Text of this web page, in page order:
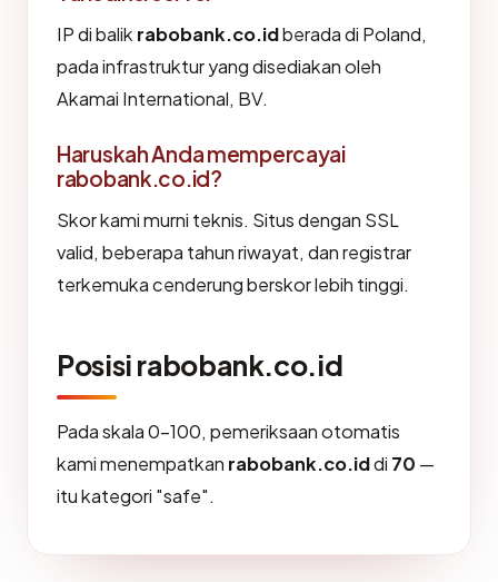
IP di balik rabobank.co.idberada di Poland,
pada infrastruktur yang disediakan oleh
Akamai International, BV.
Haruskah Anda mempercayai
rabobank.co.id?
Skor kami murni teknis. Situs dengan SSL
valid, beberapa tahun riwayat, dan registrar
terkemuka cenderung berskor lebih tinggi.
Posisi rabobank.co.id
Pada skala 0-100, pemeriksaan otomatis
kami menempatkan rabobank.co.iddi 70 —
itu kategori "safe".